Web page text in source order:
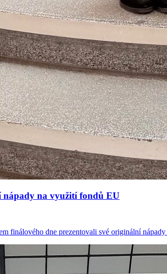
nápady na využití fondů EU
finálového dne prezentovali své originální